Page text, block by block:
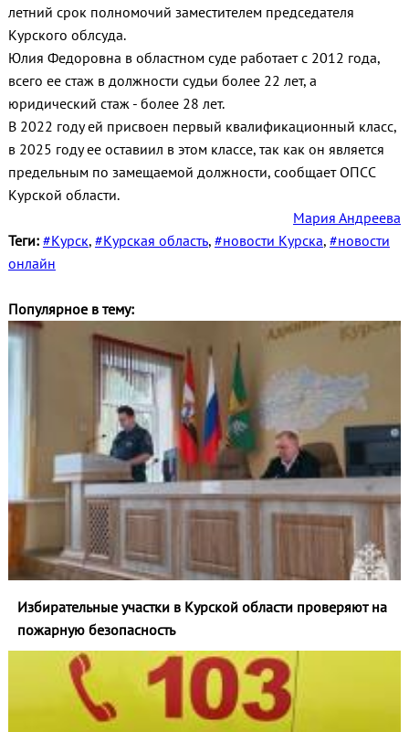
летний срок полномочий заместителем председателя
Курского облсуда.
Юлия Федоровна в областном суде работает с 2012 года,
всего ее стаж в должности судьи более 22 лет, а
юридический стаж - более 28 лет.
В 2022 году ей присвоен первый квалификационный класс,
в 2025 году ее оставиил в этом классе, так как он является
предельным по замещаемой должности, сообщает ОПСС
Курской области.
Мария Андреева
Теги: #Курск, #Курская область, #новости Курска, #новости
онлайн
Популярное в тему:
Избирательные участки в Курской области проверяют на
пожарную безопасность